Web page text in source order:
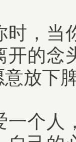
时，当
开的念
放下
一个人